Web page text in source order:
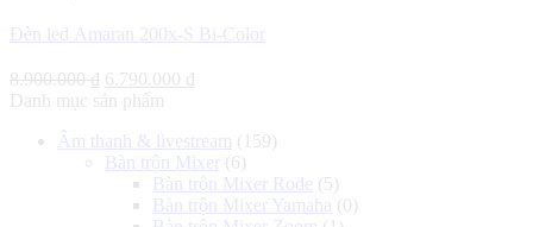
Đèn led Amaran 200x-S Bi-Color
8.900.000₫ Giá
gốc
8.900.000 ₫.
6.790.000 ₫
là:
6.790.000 ₫.
Danh mục sản phẩm
Âm thanh & livestream (159)
Bàn trộn Mixer
(6)
Bàn trộn Mixer Rode (5)
Bàn trộn Mixer Yamaha (0)